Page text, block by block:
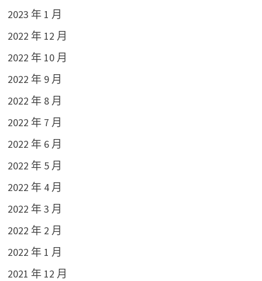
2023 年 1 月
2022 年 12 月
2022 年 10 月
2022 年 9 月
2022 年 8 月
2022 年 7 月
2022 年 6 月
2022 年 5 月
2022 年 4 月
2022 年 3 月
2022 年 2 月
2022 年 1 月
2021 年 12 月